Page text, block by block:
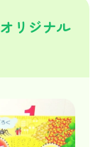
リジナル